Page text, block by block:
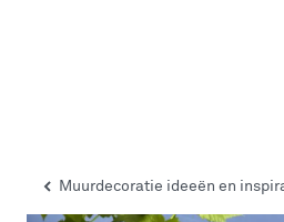
Muurdecoratie ideeën en